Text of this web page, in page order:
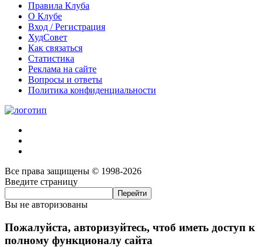
Правила Клуба
О Клубе
Вход / Регистрация
ХудСовет
Как связаться
Статистика
Реклама на сайте
Вопросы и ответы
Политика конфиденциальности
Все права защищены © 1998-2026
Введите страницу
Вы не авторизованы
Пожалуйста, авторизуйтесь, чтоб иметь доступ к
полному функционалу сайта